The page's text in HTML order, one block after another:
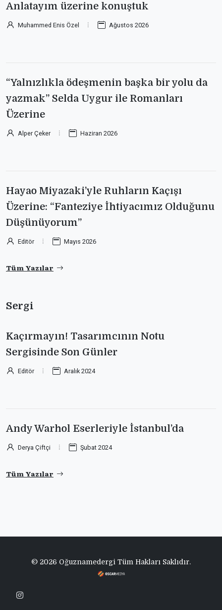
Anlatayım üzerine konuştuk
Muhammed Enis Özel Ağustos 2026
“Yalnızlıkla ödeşmenin başka bir yolu da
yazmak” Selda Uygur ile Romanları
Üzerine
Alper Çeker Haziran 2026
Hayao Miyazaki’yle Ruhların Kaçışı
Üzerine: “Fanteziye İhtiyacımız Olduğunu
Düşünüyorum”
Editör Mayıs 2026
Tüm Yazılar
Sergi
Kaçırmayın! Tasarımcının Notu
Sergisinde Son Günler
Editör Aralık 2024
Andy Warhol Eserleriyle İstanbul’da
Derya Çiftçi Şubat 2024
Tüm Yazılar
© 2026 Oğuznamedergi Tüm Hakları Saklıdır.